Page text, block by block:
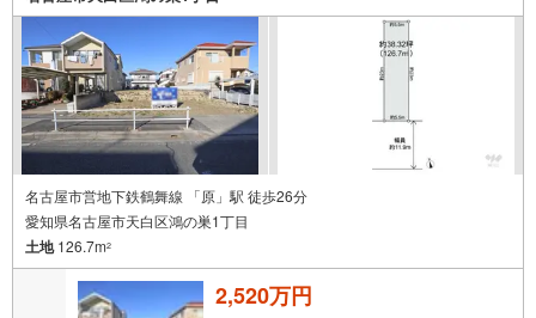
です！ 【御器所営業所】○地下鉄桜通線、鶴舞線「御器
所」駅徒歩1分○お子様が遊べるキッズスペースあり○定休
日ございません
名古屋市営地下鉄鶴舞線 「原」駅 徒歩26分
愛知県名古屋市天白区鴻の巣1丁目
土地126.7m2
2,520万円